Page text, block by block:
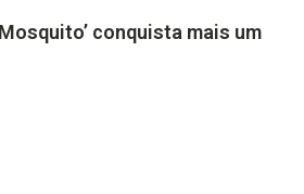
conquista mais um